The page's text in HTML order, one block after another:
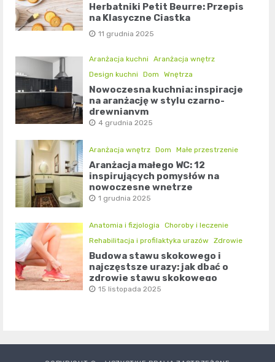
Herbatniki Petit Beurre: Przepis
na Klasyczne Ciastka
11 grudnia 2025
Aranżacja kuchni
Aranżacja wnętrz
Design kuchni
Dom Wnętrza
Nowoczesna kuchnia: inspiracje
na aranżację w stylu czarno-
drewnianym
4 grudnia 2025
Aranżacja wnętrz Dom Małe przestrzenie
Aranżacja małego WC: 12
inspirujących pomysłów na
nowoczesne wnętrze
1 grudnia 2025
Anatomia i fizjologia
Choroby i leczenie
Rehabilitacja i profilaktyka urazów
Zdrowie
Budowa stawu skokowego i
najczęstsze urazy: jak dbać o
zdrowie stawu skokowego
15 listopada 2025